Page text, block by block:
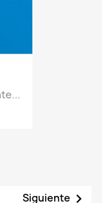
Siguiente 